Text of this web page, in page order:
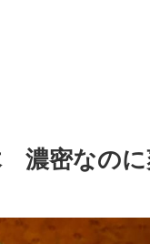
濃密なの